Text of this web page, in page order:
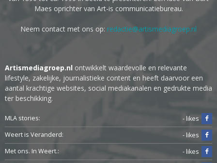
Maes oprichter van Art-is communicatiebureau.
Neem contact met ons op: redactie@artismediagroep.nl
Artismediagroep.nl ontwikkelt waardevolle en relevante
lifestyle, zakelijke, journalistieke content en heeft daarvoor een
aantal krachtige websites, social mediakanalen en gedrukte media
ter beschikking.
MLA stories:
- likes
Weert is Veranderd:
- likes
Met ons. In Weert.:
- likes